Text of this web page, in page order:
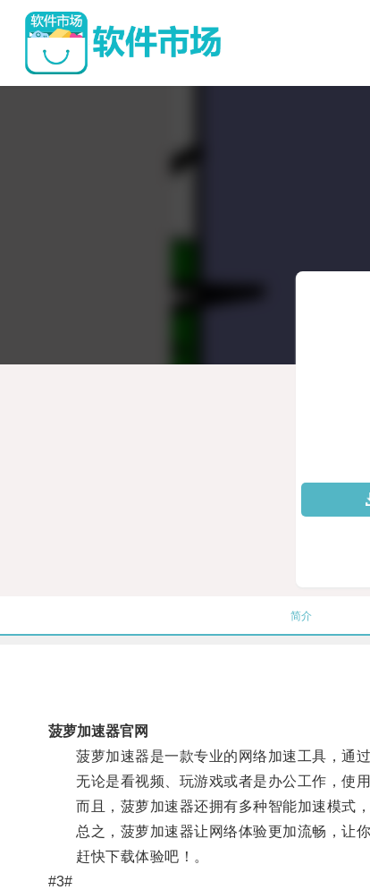
简介
菠萝加速器官网
菠萝加速器是一款专业的网络加速工具，通过
无论是看视频、玩游戏或者是办公工作，使用
而且，菠萝加速器还拥有多种智能加速模式，
总之，菠萝加速器让网络体验更加流畅，让你
赶快下载体验吧！。
#3#